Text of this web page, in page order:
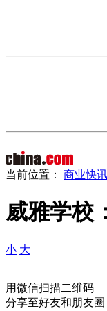
当前位置： 商业快讯
威雅学校
小 大
用微信扫描二维码
分享至好友和朋友圈